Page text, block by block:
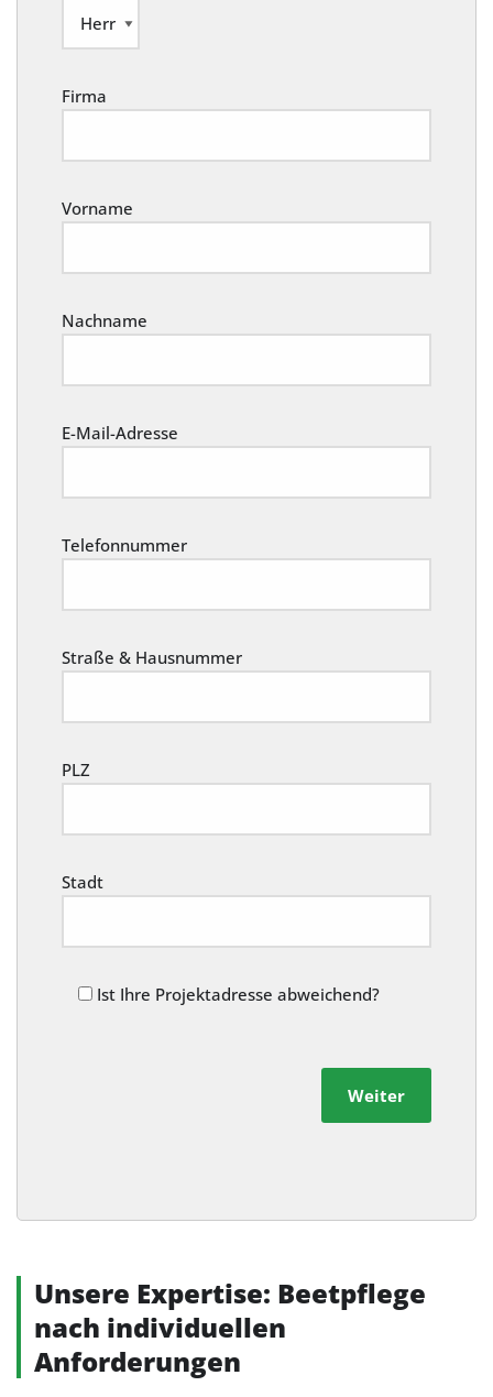
Firma
Vorname
Nachname
E-Mail-Adresse
Telefonnummer
Straße & Hausnummer
PLZ
Stadt
Ist Ihre Projektadresse abweichend?
Weiter
Alternative:
Unsere Expertise: Beetpflege
nach individuellen
Anforderungen